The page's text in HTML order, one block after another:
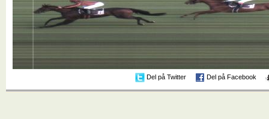
Del på Twitter Del på Facebook